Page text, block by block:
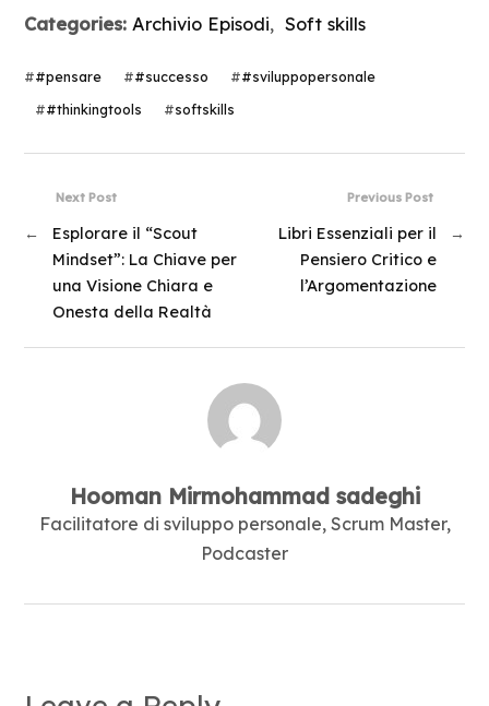
Categories:Archivio Episodi, Soft skills
##pensare ##successo ##sviluppopersonale
##thinkingtools #softskills
Previous Post
Libri Essenziali per il
Pensiero Critico e
l’Argomentazione
→
Next Post
←
Esplorare il “Scout
Mindset”: La Chiave per
una Visione Chiara e
Onesta della Realtà
Hooman Mirmohammad sadeghi
Facilitatore di sviluppo personale, Scrum Master,
Podcaster